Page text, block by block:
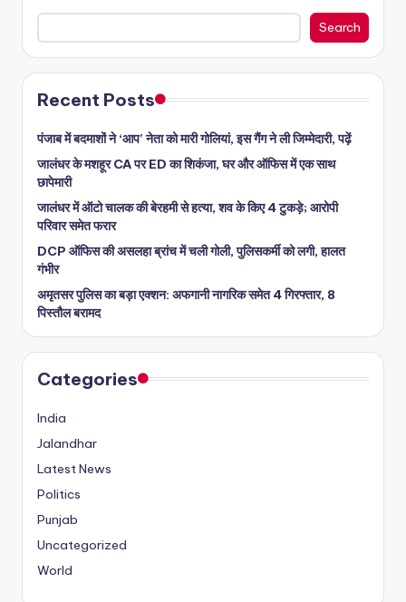
Search
Recent Posts
पंजाब में बदमाशों ने ‘आप’ नेता को मारी गोलियां, इस गैंग ने ली जिम्मेदारी, पढ़ें
जालंधर के मशहूर CA पर ED का शिकंजा, घर और ऑफिस में एक साथ
छापेमारी
जालंधर में ऑटो चालक की बेरहमी से हत्या, शव के किए 4 टुकड़े; आरोपी
परिवार समेत फरार
DCP ऑफिस की असलहा ब्रांच में चली गोली, पुलिसकर्मी को लगी, हालत
गंभीर
अमृतसर पुलिस का बड़ा एक्शन: अफगानी नागरिक समेत 4 गिरफ्तार, 8
पिस्तौल बरामद
Categories
India
Jalandhar
Latest News
Politics
Punjab
Uncategorized
World